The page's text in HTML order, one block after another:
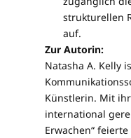
strukturellen
auf.
Zur Autorin:
Natasha A. Kelly
Künstlerin. Mit
international
Erwachen“